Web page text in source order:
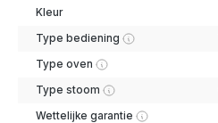
Kleur
Type bediening
Type oven
Type stoom
Wettelijke garantie